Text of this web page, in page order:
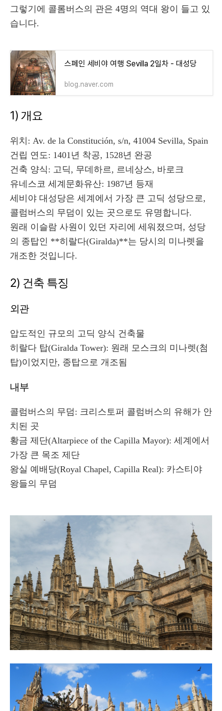
그렇기에 콜롬버스의 관은 4명의 역대 왕이 들고 있
습니다.
스페인 세비야 여행 Sevilla 2일차 - 대성당
blog.naver.com
1) 개요
위치: Av. de la Constitución, s/n, 41004 Sevilla, Spain
건립 연도: 1401년 착공, 1528년 완공
건축 양식: 고딕, 무데하르, 르네상스, 바로크
유네스코 세계문화유산: 1987년 등재
세비야 대성당은 세계에서 가장 큰 고딕 성당으로,
콜럼버스의 무덤이 있는 곳으로도 유명합니다.
원래 이슬람 사원이 있던 자리에 세워졌으며, 성당
의 종탑인 **히랄다(Giralda)**는 당시의 미나렛을
개조한 것입니다.
2) 건축 특징
외관
압도적인 규모의 고딕 양식 건축물
히랄다 탑(Giralda Tower): 원래 모스크의 미나렛(첨
탑)이었지만, 종탑으로 개조됨
내부
콜럼버스의 무덤: 크리스토퍼 콜럼버스의 유해가 안
치된 곳
황금 제단(Altarpiece of the Capilla Mayor): 세계에서
가장 큰 목조 제단
왕실 예배당(Royal Chapel, Capilla Real): 카스티야
왕들의 무덤